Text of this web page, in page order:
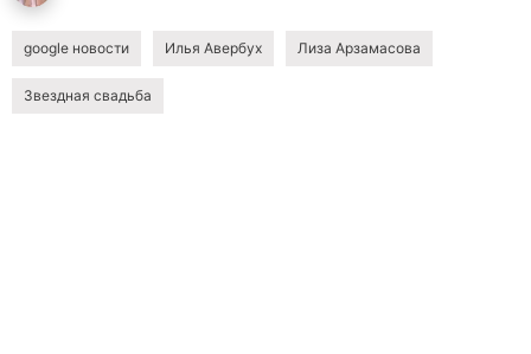
google новости Илья Авербух Лиза Арзамасова
Звездная свадьба